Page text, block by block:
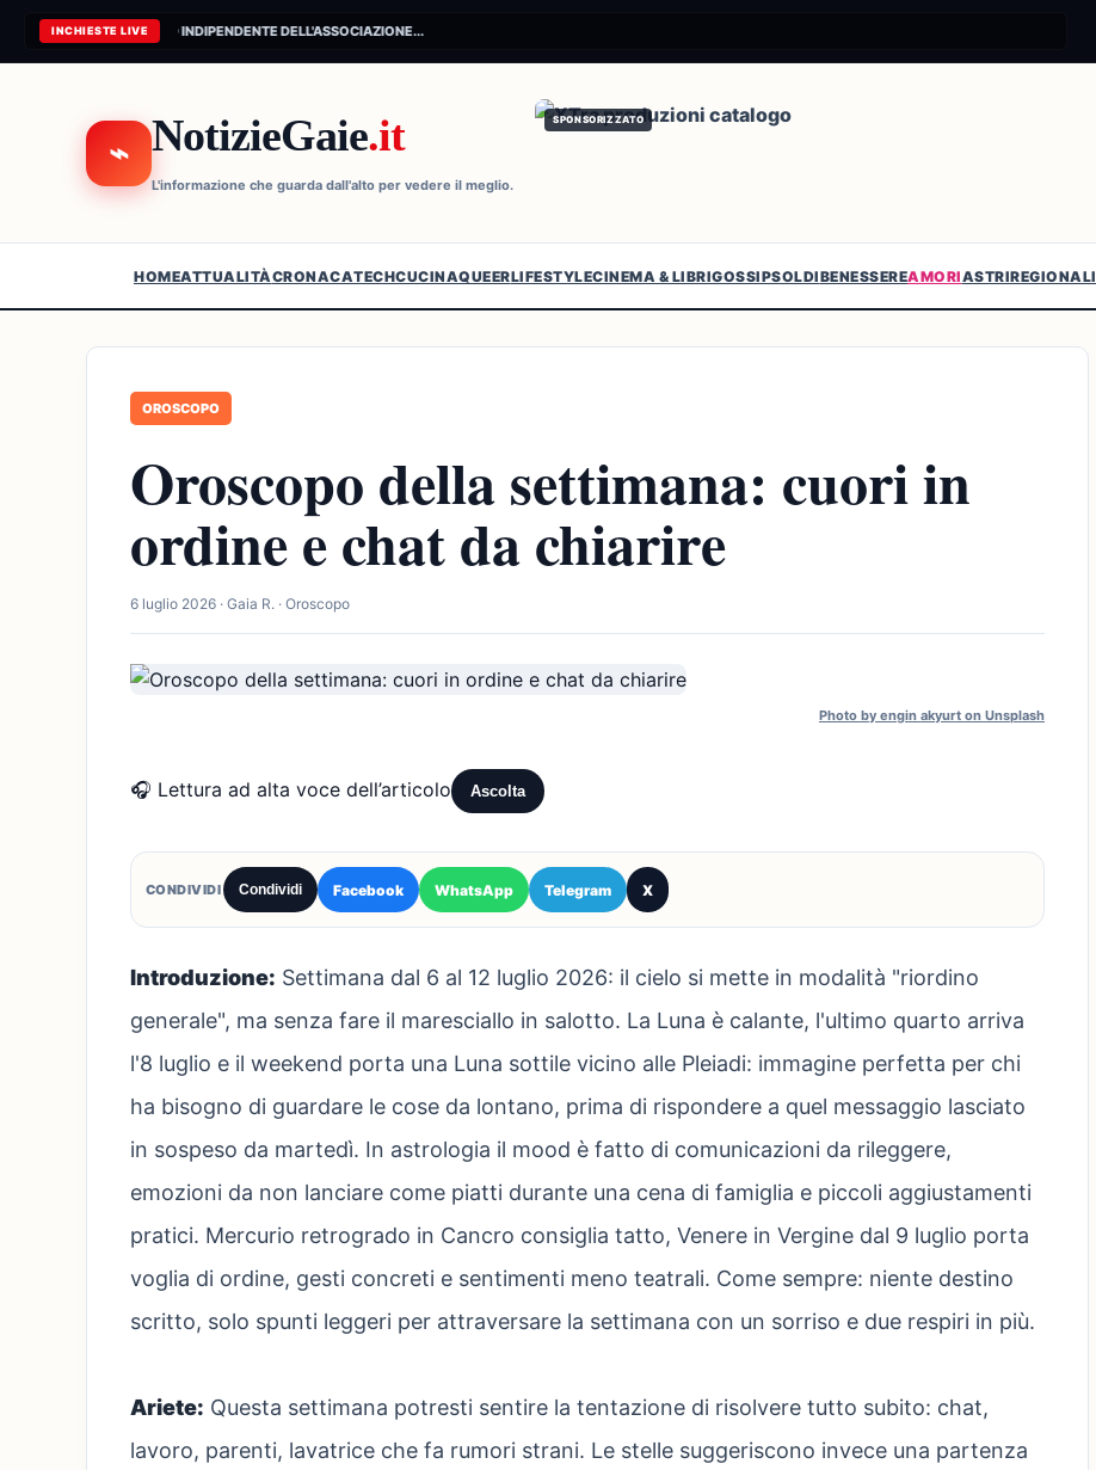
INCHIESTE LIVE
CONNESSIONE AL FEED INDIPENDENTE DELL'ASSOCIAZIONE...
⌁ NotizieGaie.it
L'informazione che guarda dall'alto per vedere il meglio.
SPONSORIZZATO
HOMEATTUALITÀCRONACATECHCUCINAQUEERLIFESTYLECINEMA & LIBRIGOSSIPSOLDIBENESSEREAMORIASTRIREGIONALI
OROSCOPO
Oroscopo della settimana: cuori in
ordine e chat da chiarire
6 luglio 2026 · Gaia R. · Oroscopo
Photo by engin akyurt on Unsplash
🎧 Lettura ad alta voce dell’articolo Ascolta
CONDIVIDI Condividi Facebook WhatsApp Telegram X
Introduzione: Settimana dal 6 al 12 luglio 2026: il cielo si mette in modalità "riordino
generale", ma senza fare il maresciallo in salotto. La Luna è calante, l'ultimo quarto arriva
l'8 luglio e il weekend porta una Luna sottile vicino alle Pleiadi: immagine perfetta per chi
ha bisogno di guardare le cose da lontano, prima di rispondere a quel messaggio lasciato
in sospeso da martedì. In astrologia il mood è fatto di comunicazioni da rileggere,
emozioni da non lanciare come piatti durante una cena di famiglia e piccoli aggiustamenti
pratici. Mercurio retrogrado in Cancro consiglia tatto, Venere in Vergine dal 9 luglio porta
voglia di ordine, gesti concreti e sentimenti meno teatrali. Come sempre: niente destino
scritto, solo spunti leggeri per attraversare la settimana con un sorriso e due respiri in più.
Ariete: Questa settimana potresti sentire la tentazione di risolvere tutto subito: chat,
lavoro, parenti, lavatrice che fa rumori strani. Le stelle suggeriscono invece una partenza